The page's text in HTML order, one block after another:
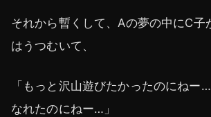
それから暫くして、Aの夢の中にC子
はうつむいて、
「もっと沢山遊びたかったのにねー
なれたのにねー…」